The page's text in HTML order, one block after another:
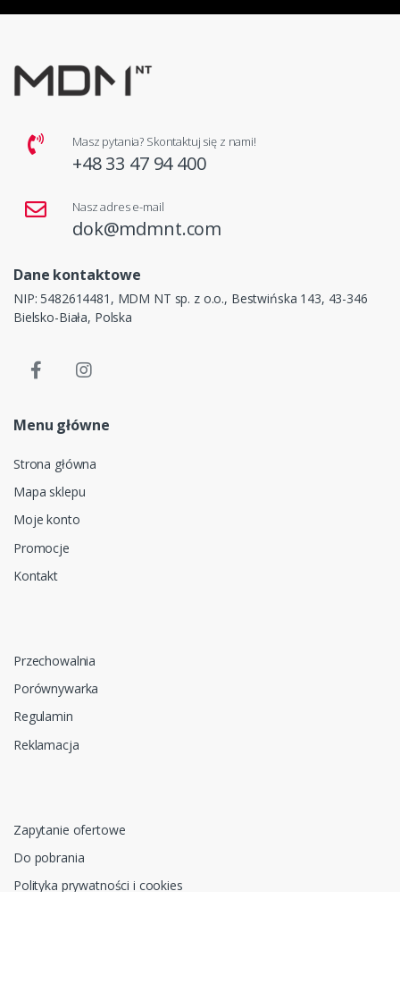
Masz pytania? Skontaktuj się z nami!
+48 33 47 94 400
Nasz adres e-mail
dok@mdmnt.com
Dane kontaktowe
NIP: 5482614481, MDM NT sp. z o.o., Bestwińska 143, 43-346
Bielsko-Biała, Polska
Menu główne
Strona główna
Mapa sklepu
Moje konto
Promocje
Kontakt
Przechowalnia
Porównywarka
Regulamin
Reklamacja
Zapytanie ofertowe
Do pobrania
Polityka prywatności i cookies